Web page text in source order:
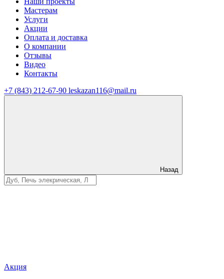
Мастерам
Услуги
Акции
Оплата и доставка
О компании
Отзывы
Видео
Контакты
+7 (843) 212-67-90 leskazan116@mail.ru
Назад
Акция